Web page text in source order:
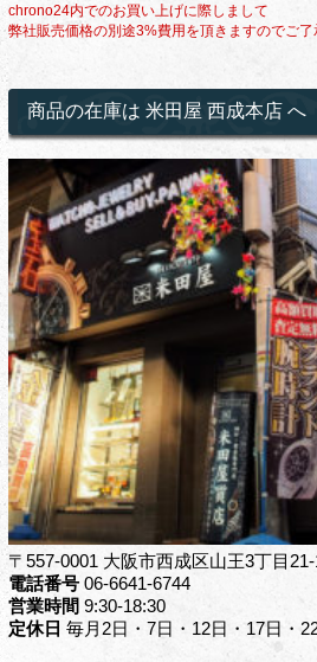
chrono24内でのお買い上げに際しまして
弊社販売価格の別途3%費用を頂きますのでご了
商品の在庫は 米田屋 西成本店 へ
〒557-0001 大阪市西成区山王3丁目
電話番号06-6641-6744
営業時間 9:30-18:30
定休日 毎月2日・7日・12日・17日・